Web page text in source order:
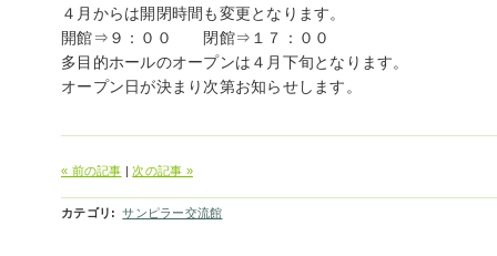
４月からは開閉時間も変更となります。
開館⇒９：００ 閉館⇒１７：００
多目的ホールのオープンは４月下旬となります。
オープン日が決まり次第お知らせします。
« 前の記事 |次の記事 »
カテゴリ : サンピラー交流館